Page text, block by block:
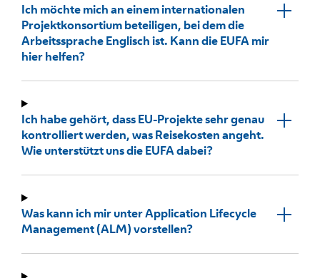
Ich möchte mich an einem internationalen
Projektkonsortium beteiligen, bei dem die
Arbeitssprache Englisch ist. Kann die EUFA mir
hier helfen?
Ich habe gehört, dass EU-Projekte sehr genau
kontrolliert werden, was Reisekosten angeht.
Wie unterstützt uns die EUFA dabei?
Was kann ich mir unter Application Lifecycle
Management (ALM) vorstellen?